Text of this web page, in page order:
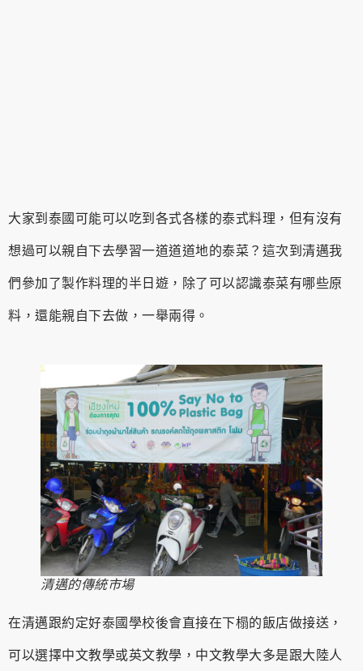
大家到泰國可能可以吃到各式各樣的泰式料理，但有沒有
想過可以親自下去學習一道道道地的泰菜？這次到清邁我
們參加了製作料理的半日遊，除了可以認識泰菜有哪些原
料，還能親自下去做，一舉兩得。
清邁的傳統市場
在清邁跟約定好泰國學校後會直接在下榻的飯店做接送，
可以選擇中文教學或英文教學，中文教學大多是跟大陸人